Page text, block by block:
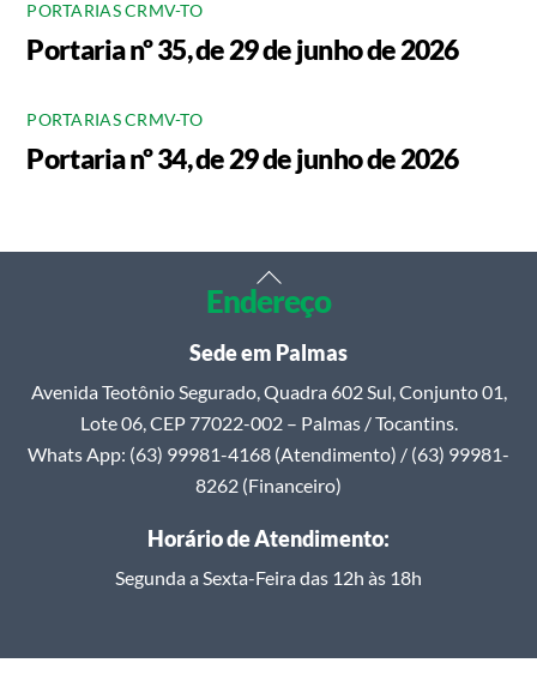
PORTARIAS CRMV-TO
Portaria nº 35, de 29 de junho de 2026
PORTARIAS CRMV-TO
Portaria nº 34, de 29 de junho de 2026
Back
To
Top
Endereço
Sede em Palmas
Avenida Teotônio Segurado, Quadra 602 Sul, Conjunto 01,
Lote 06, CEP 77022-002 – Palmas / Tocantins.
Whats App: (63) 99981-4168 (Atendimento) / (63) 99981-
8262 (Financeiro)
Horário de Atendimento:
Segunda a Sexta-Feira das 12h às 18h